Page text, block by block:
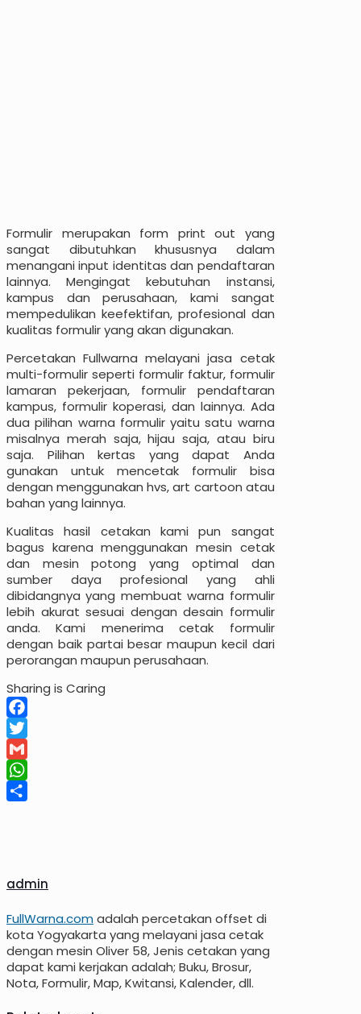
Formulir merupakan form print out yang
sangat dibutuhkan khususnya dalam
menangani input identitas dan pendaftaran
lainnya. Mengingat kebutuhan instansi,
kampus dan perusahaan, kami sangat
mempedulikan keefektifan, profesional dan
kualitas formulir yang akan digunakan.
Percetakan Fullwarna melayani jasa cetak
multi-formulir seperti formulir faktur, formulir
lamaran pekerjaan, formulir pendaftaran
kampus, formulir koperasi, dan lainnya. Ada
dua pilihan warna formulir yaitu satu warna
misalnya merah saja, hijau saja, atau biru
saja. Pilihan kertas yang dapat Anda
gunakan untuk mencetak formulir bisa
dengan menggunakan hvs, art cartoon atau
bahan yang lainnya.
Kualitas hasil cetakan kami pun sangat
bagus karena menggunakan mesin cetak
dan mesin potong yang optimal dan
sumber daya profesional yang ahli
dibidangnya yang membuat warna formulir
lebih akurat sesuai dengan desain formulir
anda. Kami menerima cetak formulir
dengan baik partai besar maupun kecil dari
perorangan maupun perusahaan.
Sharing is Caring
Facebook
Twitter
Gmail
WhatsApp
admin
FullWarna.comadalah percetakan offset di
kota Yogyakarta yang melayani jasa cetak
dengan mesin Oliver 58, Jenis cetakan yang
dapat kami kerjakan adalah; Buku, Brosur,
Nota, Formulir, Map, Kwitansi, Kalender, dll.